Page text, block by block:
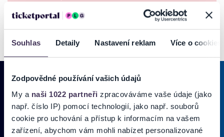
Souhlas Detaily Nastavení reklam Více o cookies
Zodpovědné používání vašich údajů
My a naši 1022 partneři zpracováváme vaše údaje (jako
např. číslo IP) pomocí technologií, jako např. souborů
cookie pro uchování a přístup k informacím na vašem
zařízení, abychom vám mohli nabízet personalizované
PRIHLÁSIŤ SA KODBERU NOVINIEK
Pridajte sa do zoznamu odberateľov a doručte si najnovšie špeciálne